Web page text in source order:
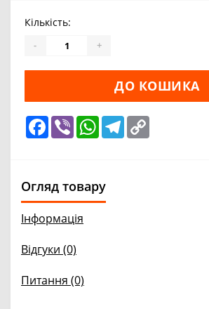
Кількість:
- +
ДО КОШИКА
Facebook
Viber WhatsApp
Telegram
Огляд товару
Інформація
Відгуки (0)
Питання (0)